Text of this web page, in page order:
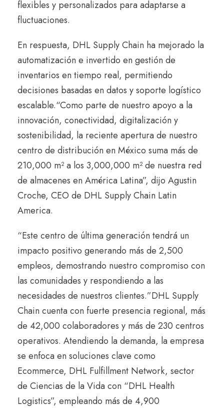
flexibles y personalizados para adaptarse a
fluctuaciones.
En respuesta, DHL Supply Chain ha mejorado la
automatización e invertido en gestión de
inventarios en tiempo real, permitiendo
decisiones basadas en datos y soporte logístico
escalable.“Como parte de nuestro apoyo a la
innovación, conectividad, digitalización y
sostenibilidad, la reciente apertura de nuestro
centro de distribución en México suma más de
210,000 m² a los 3,000,000 m² de nuestra red
de almacenes en América Latina”, dijo Agustin
Croche, CEO de DHL Supply Chain Latin
America.
“Este centro de última generación tendrá un
impacto positivo generando más de 2,500
empleos, demostrando nuestro compromiso con
las comunidades y respondiendo a las
necesidades de nuestros clientes.”DHL Supply
Chain cuenta con fuerte presencia regional, más
de 42,000 colaboradores y más de 230 centros
operativos. Atendiendo la demanda, la empresa
se enfoca en soluciones clave como
Ecommerce, DHL Fulfillment Network, sector
de Ciencias de la Vida con “DHL Health
Logistics”, empleando más de 4,900